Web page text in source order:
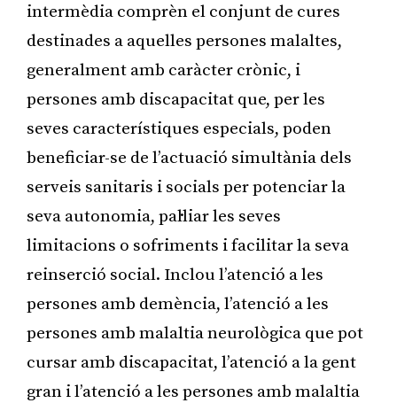
intermèdia comprèn el conjunt de cures
destinades a aquelles persones malaltes,
generalment amb caràcter crònic, i
persones amb discapacitat que, per les
seves característiques especials, poden
beneficiar-se de l’actuació simultània dels
serveis sanitaris i socials per potenciar la
seva autonomia, pal·liar les seves
limitacions o sofriments i facilitar la seva
reinserció social. Inclou l’atenció a les
persones amb demència, l’atenció a les
persones amb malaltia neurològica que pot
cursar amb discapacitat, l’atenció a la gent
gran i l’atenció a les persones amb malaltia